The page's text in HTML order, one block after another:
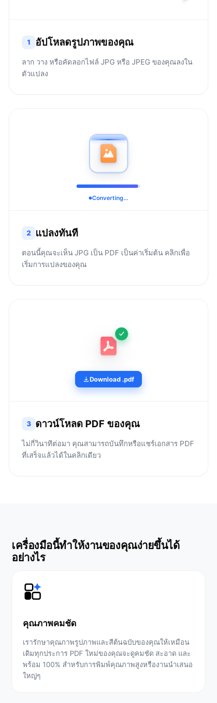
1 อัปโหลดรูปภาพของคุณ
ลาก วาง หรือคัดลอกไฟล์ JPG หรือ JPEG ของคุณลงใน
ตัวแปลง
Converting…
2 แปลงทันที
ตอนนี้คุณจะเห็น JPG เป็น PDF เป็นค่าเริ่มต้น คลิกเพื่อ
เริ่มการแปลงของคุณ
Download .pdf
3 ดาวน์โหลด PDF ของคุณ
ไม่กี่วินาทีต่อมา คุณสามารถบันทึกหรือแชร์เอกสาร PDF
ที่เสร็จแล้วได้ในคลิกเดียว
เครื่องมือนี้ทำให้งานของคุณง่ายขึ้นได้
อย่างไร
คุณภาพคมชัด
เรารักษาคุณภาพรูปภาพและสีต้นฉบับของคุณให้เหมือน
เดิมทุกประการ PDF ใหม่ของคุณจะดูคมชัด สะอาด และ
พร้อม 100% สำหรับการพิมพ์คุณภาพสูงหรืองานนำเสนอ
ใหญ่ๆ